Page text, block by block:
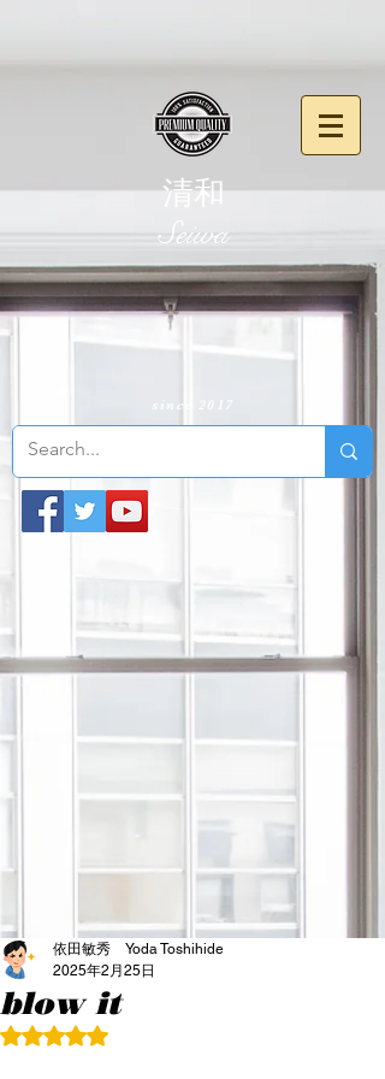
清和
​Seiwa
since 2017
blow it
依田敏秀 Yoda Toshihide
2025年2月25日
5つ星のうちNaNと評価されています。